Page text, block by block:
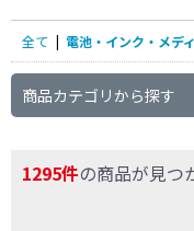
全て | 電池・インク・メデ
商品カテゴリから探す
1295件の商品が見つ